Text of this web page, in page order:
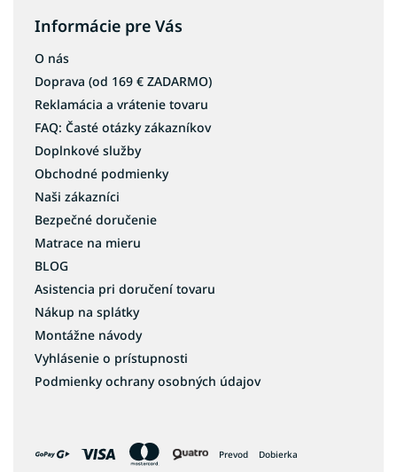
Informácie pre Vás
O nás
Doprava (od 169 € ZADARMO)
Reklamácia a vrátenie tovaru
FAQ: Časté otázky zákazníkov
Doplnkové služby
Obchodné podmienky
Naši zákazníci
Bezpečné doručenie
Matrace na mieru
BLOG
Asistencia pri doručení tovaru
Nákup na splátky
Montážne návody
Vyhlásenie o prístupnosti
Podmienky ochrany osobných údajov
Prevod Dobierka